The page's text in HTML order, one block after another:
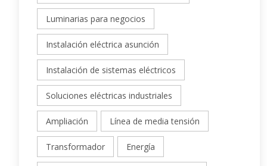
Luminarias para negocios
Instalación eléctrica asunción
Instalación de sistemas eléctricos
Soluciones eléctricas industriales
Ampliación Línea de media tensión
Transformador Energía